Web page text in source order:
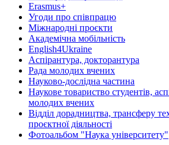
Erasmus+
Угоди про співпрацю
Міжнародні проєкти
Академічна мобільність
English4Ukraine
Аспірантура, докторантура
Рада молодих вчених
Науково-дослідна частина
Наукове товариство студентів,
молодих вчених
Відділ дорадництва, трансферу
проєктної діяльності
Фотоальбом "Наука університету"